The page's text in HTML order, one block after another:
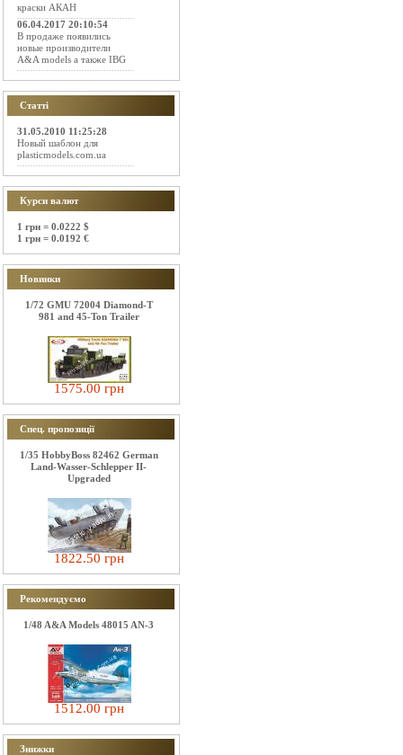
краски АКАН
06.04.2017 20:10:54
В продаже появились
новые производители
A&A models а также IBG
Статті
31.05.2010 11:25:28
Новый шаблон для
plasticmodels.com.ua
Курси валют
1 грн = 0.0222 $
1 грн = 0.0192 €
Новинки
1/72 GMU 72004 Diamond-T
981 and 45-Ton Trailer
1575.00 грн
Спец. пропозиції
1/35 HobbyBoss 82462 German
Land-Wasser-Schlepper II-
Upgraded
1822.50 грн
Рекомендуємо
1/48 A&A Models 48015 AN-3
1512.00 грн
Знижки